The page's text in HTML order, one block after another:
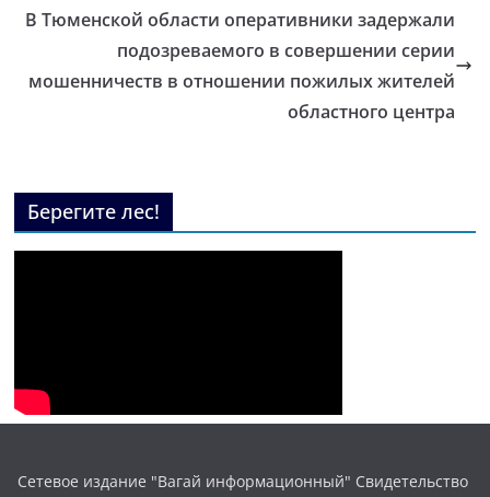
В Тюменской области оперативники задержали
подозреваемого в совершении серии
мошенничеств в отношении пожилых жителей
областного центра
Берегите лес!
Сетевое издание "Вагай информационный" Свидетельство